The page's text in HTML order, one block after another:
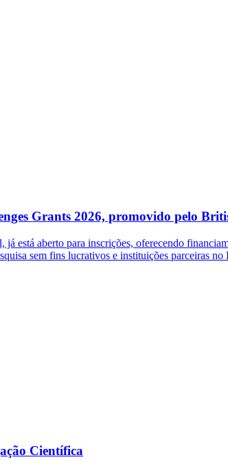
Grants 2026, promovido pelo
está aberto para inscrições, oferecendo
sem fins lucrativos e instituições parceiras
Científica